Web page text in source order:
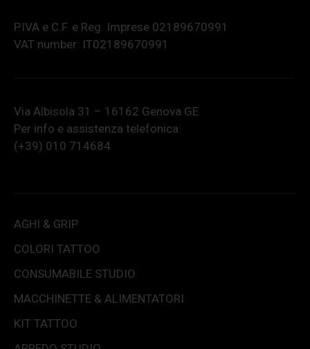
P.IVA e C.F. e Reg. Imprese 02189670991
VAT number: IT02189670991
Via Albisola 31 – 16162 Genova GE
Per info e assistenza telefonica:
(+39) 010 714684
AGHI & GRIP
COLORI TATTOO
CONSUMABILE STUDIO
MACCHINETTE & ALIMENTATORI
KIT TATTOO